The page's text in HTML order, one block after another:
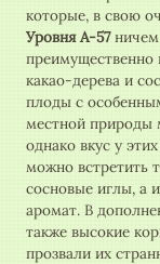
которые, в свою
Уровня А-57ничем
преимущественно
какао-дерева и
плоды с
местной природы
однако вкус у
можно встретить
сосновые иглы, а
аромат. В
также высокие
прозвали их